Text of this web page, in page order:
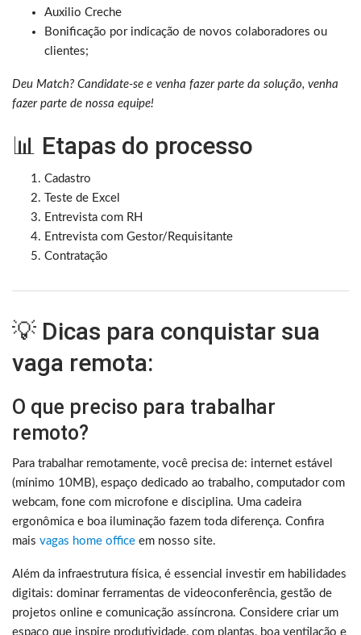
Auxilio Creche
Bonificação por indicação de novos colaboradores ou
clientes;
Deu Match? Candidate-se e venha fazer parte da solução, venha
fazer parte de nossa equipe!
📊 Etapas do processo
Cadastro
Teste de Excel
Entrevista com RH
Entrevista com Gestor/Requisitante
Contratação
💡 Dicas para conquistar sua
vaga remota:
O que preciso para trabalhar
remoto?
Para trabalhar remotamente, você precisa de: internet estável
(mínimo 10MB), espaço dedicado ao trabalho, computador com
webcam, fone com microfone e disciplina. Uma cadeira
ergonômica e boa iluminação fazem toda diferença. Confira
mais vagas home office em nosso site.
Além da infraestrutura física, é essencial investir em habilidades
digitais: dominar ferramentas de videoconferência, gestão de
projetos online e comunicação assíncrona. Considere criar um
espaço que inspire produtividade, com plantas, boa ventilação e